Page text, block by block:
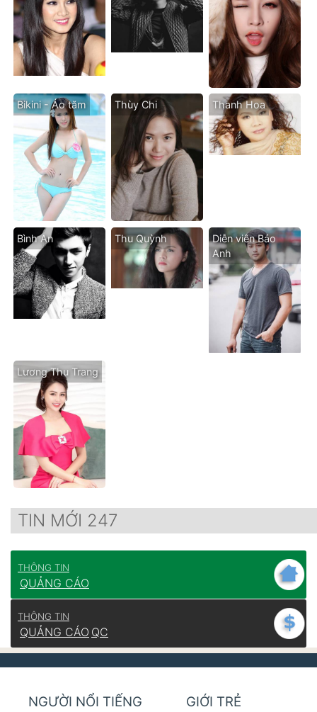
Bikini - Áo tăm Thùy Chi Thanh Hoa
Bình An Thu Quỳnh
Diễn viên Bảo
Anh
Lương Thu Trang
TIN MỚI 247
THÔNG TIN
QUẢNG CÁO
THÔNG TIN
QUẢNG CÁO QC
NGƯỜI NỔI TIẾNG GIỚI TRẺ